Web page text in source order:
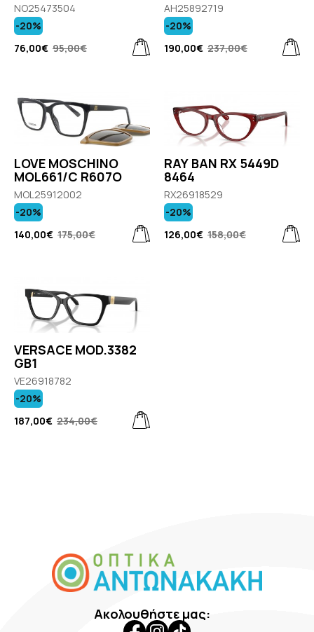
NO25473504
76,00€ 95,00€
-20%
AH25892719
190,00€ 237,00€
-20%
LOVE MOSCHINO
MOL661/C R607O
MOL25912002
140,00€ 175,00€
-20%
RAY BAN RX 5449D
8464
RX26918529
126,00€ 158,00€
-20%
VERSACE MOD.3382
GB1
VE26918782
187,00€ 234,00€
-20%
Ακολουθήστε μας: